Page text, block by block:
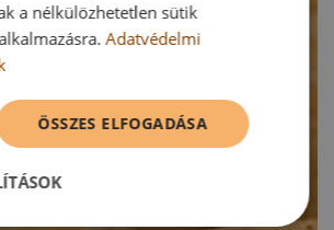
a nélkülözhetetlen sütik
Adatvédelmi
ÖSSZES ELFOGADÁSA